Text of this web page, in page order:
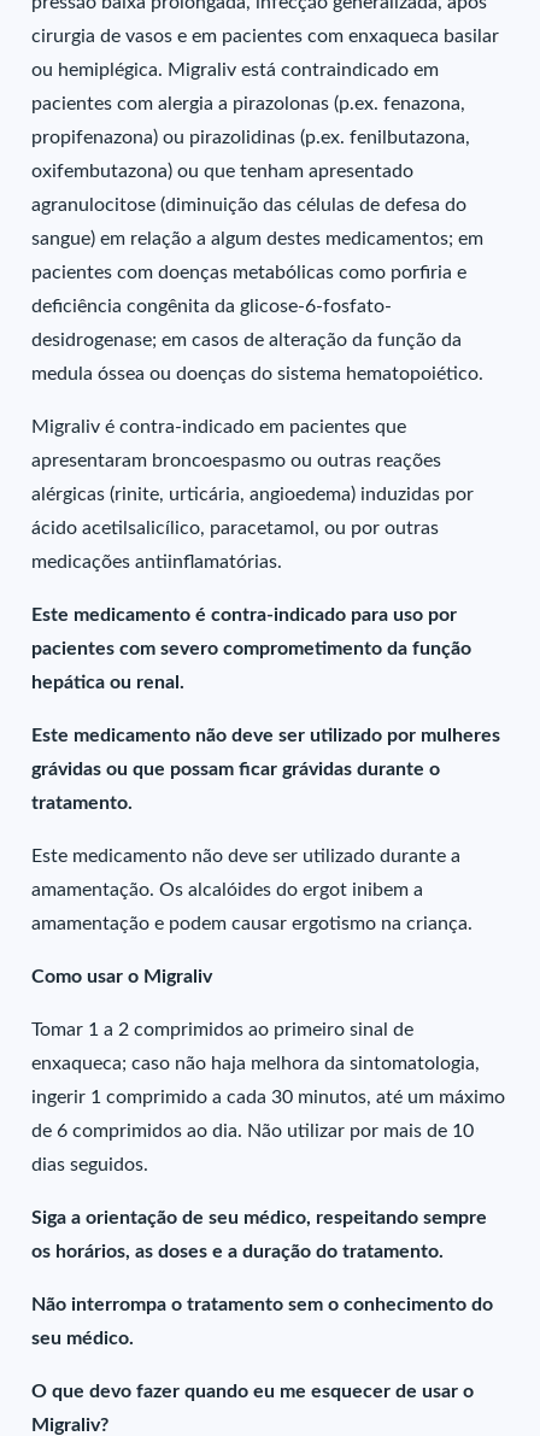
cirurgia de vasos e em pacientes com enxaqueca basilar
ou hemiplégica. Migraliv está contraindicado em
pacientes com alergia a pirazolonas (p.ex. fenazona,
propifenazona) ou pirazolidinas (p.ex. fenilbutazona,
oxifembutazona) ou que tenham apresentado
agranulocitose (diminuição das células de defesa do
sangue) em relação a algum destes medicamentos; em
pacientes com doenças metabólicas como porfiria e
deficiência congênita da glicose-6-fosfato-
desidrogenase; em casos de alteração da função da
medula óssea ou doenças do sistema hematopoiético.
Migraliv é contra-indicado em pacientes que
apresentaram broncoespasmo ou outras reações
alérgicas (rinite, urticária, angioedema) induzidas por
ácido acetilsalicílico, paracetamol, ou por outras
medicações antiinflamatórias.
Este medicamento é contra-indicado para uso por
pacientes com severo comprometimento da função
hepática ou renal.
Este medicamento não deve ser utilizado por mulheres
grávidas ou que possam ficar grávidas durante o
tratamento.
Este medicamento não deve ser utilizado durante a
amamentação. Os alcalóides do ergot inibem a
amamentação e podem causar ergotismo na criança.
Como usar o Migraliv
Tomar 1 a 2 comprimidos ao primeiro sinal de
enxaqueca; caso não haja melhora da sintomatologia,
ingerir 1 comprimido a cada 30 minutos, até um máximo
de 6 comprimidos ao dia. Não utilizar por mais de 10
dias seguidos.
Siga a orientação de seu médico, respeitando sempre
os horários, as doses e a duração do tratamento.
Não interrompa o tratamento sem o conhecimento do
seu médico.
O que devo fazer quando eu me esquecer de usar o
Migraliv?